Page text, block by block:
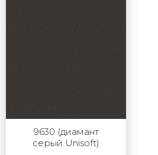
9630 (диамант
серый Unisoft)